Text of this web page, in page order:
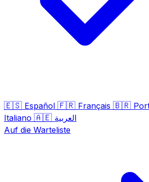
🇪🇸 Español 🇫🇷 Français 🇧🇷
Italiano 🇦🇪 العربية
Auf die Warteliste